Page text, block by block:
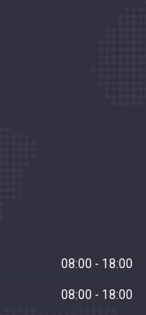
08:00 - 18:00
08:00 - 18:00